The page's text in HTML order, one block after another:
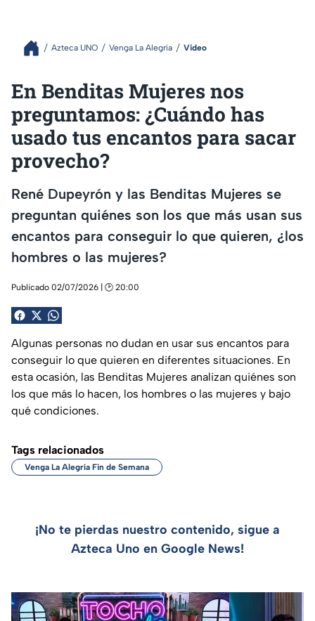
Azteca UNO Venga La Alegría Video
En Benditas Mujeres nos
preguntamos: ¿Cuándo has
usado tus encantos para sacar
provecho?
René Dupeyrón y las Benditas Mujeres se
preguntan quiénes son los que más usan sus
encantos para conseguir lo que quieren, ¿los
hombres o las mujeres?
Publicado 02/07/2026 | 🕑 20:00
Algunas personas no dudan en usar sus encantos para
conseguir lo que quieren en diferentes situaciones. En
esta ocasión, las Benditas Mujeres analizan quiénes son
los que más lo hacen, los hombres o las mujeres y bajo
qué condiciones.
Tags relacionados
Venga La Alegría Fin de Semana
¡No te pierdas nuestro contenido, sigue a
Azteca Uno en Google News!